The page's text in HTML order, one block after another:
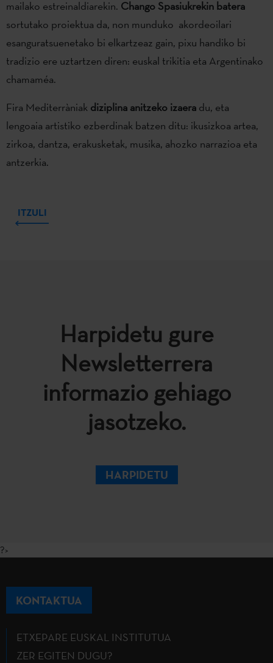
mailako estreinaldiarekin. Chango Spasiukrekin batera
sortutako proiektua da, non munduko akordeoilari
esanguratsuenetako bi elkartzeaz gain, pixu handiko bi
tradizio ere uztartzen diren: euskal trikitia eta Argentinako
chamaméa.
Fira Mediterràniak diziplina anitzeko izaera du, eta
lengoaia artistiko ezberdinak batzen ditu: ikusizkoa artea,
zirkoa, dantza, erakusketak, musika, ahozko narrazioa eta
antzerkia.
ITZULI
Harpidetu gure
Newsletterrera
informazio gehiago
jasotzeko.
HARPIDETU
?>
KONTAKTUA
ETXEPARE EUSKAL INSTITUTUA
ZER EGITEN DUGU?